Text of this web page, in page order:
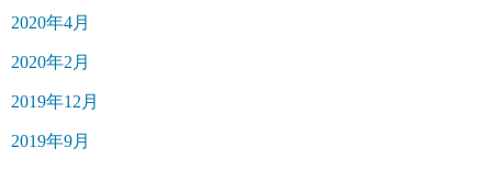
2020年4月
2020年2月
2019年12月
2019年9月